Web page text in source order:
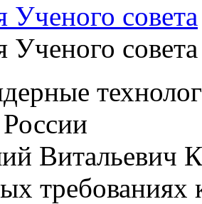
Ученого совета
Ученого
Витальевич
требованиях